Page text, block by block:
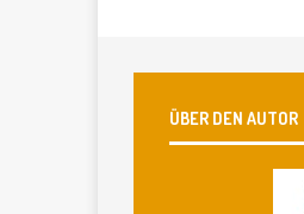
ÜBER DEN AUTOR